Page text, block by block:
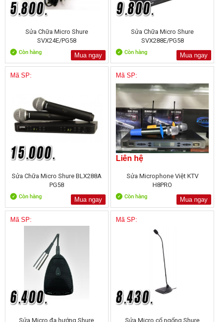
Sửa Chữa Micro Shure
SVX24E/PG58
Mua ngay
Sửa Chữa Micro Shure
SVX288E/PG58
Mua ngay
Mã SP:
Sửa Chữa Micro Shure BLX288A
PG58
Mua ngay
Mã SP:
Liên hệ
Sửa Microphone Việt KTV
H8PRO
Mua ngay
Mã SP:
Sửa Micro đa hướng Shure
Mã SP:
Sửa Micro cổ ngổng Shure